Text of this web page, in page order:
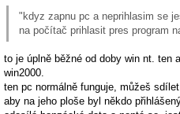
"kdyz zapnu pc a neprihlasim se
na počítač prihlasit pres program
to je úplně běžné od doby win nt. ten
win2000.
ten pc normálně funguje, můžeš
aby na jeho ploše byl někdo